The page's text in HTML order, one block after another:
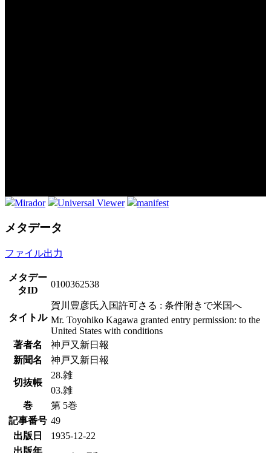
Mirador Universal Viewer manifest
メタデータ
ファイル出力
メタデー
タID
0100362538
タイトル
賀川豊彦氏入国許可さる : 条件附きで米国へ
Mr. Toyohiko Kagawa granted entry permission: to the
United States with conditions
著者名
神戸又新日報
新聞名
神戸又新日報
切抜帳
28.雑
03.雑
巻
第 5巻
記事番号 49
出版日
1935-12-22
出版年